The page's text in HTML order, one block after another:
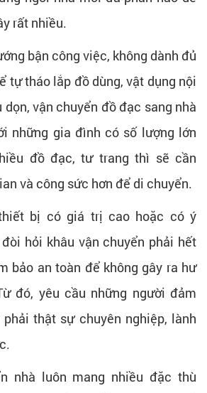
rất nhiều.
bận công việc, không dành đủ
tự tháo lắp đồ dùng, vật dụng nội
vận chuyển đồ đạc sang nhà
những gia đình có số lượng lớn
đồ đạc, tư trang thì sẽ cần
và công sức hơn để di chuyển.
bị có giá trị cao hoặc có ý
hỏi khâu vận chuyển phải hết
bảo an toàn để không gây ra hư
đó, yêu cầu những người đảm
thật sự chuyên nghiệp, lành
nhà luôn mang nhiều đặc thù